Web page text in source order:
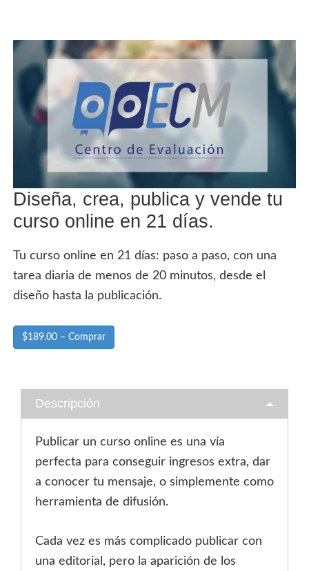
Diseña, crea, publica y vende tu
curso online en 21 días.
Tu curso online en 21 días: paso a paso, con una
tarea diaria de menos de 20 minutos, desde el
diseño hasta la publicación.
$189.00 – Comprar
Descripción
Publicar un curso online es una vía
perfecta para conseguir ingresos extra, dar
a conocer tu mensaje, o simplemente como
herramienta de difusión.
Cada vez es más complicado publicar con
una editorial, pero la aparición de los